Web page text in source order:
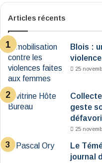
Articles récents
Blois :
25
geste
25
Le
journal